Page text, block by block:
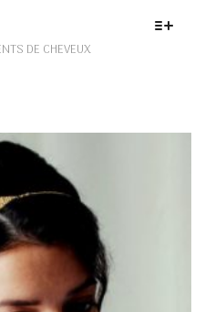
DE CHEVEUX
LES
CHOISIES
SUR
LA
PAGE
DU
PRODUIT